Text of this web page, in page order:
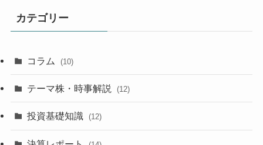
カテゴリー
コラム (10)
テーマ株・時事解説 (12)
投資基礎知識 (12)